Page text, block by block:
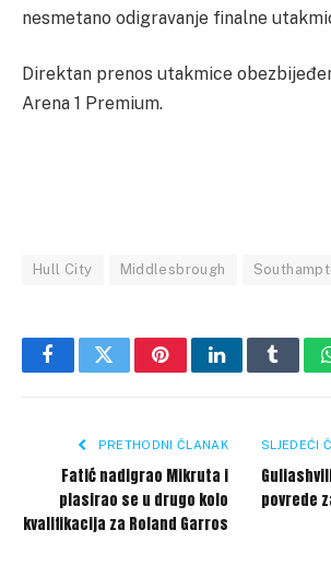
nesmetano odigravanje finalne
Direktan prenos utakmice
Arena 1 Premium.
Hull City Middlesbrough
FacebookTwitterPinterestLinkedInTumblr
PRETHODNI ČLANAK
Fatić nadigrao Mikruta i
plasirao se u drugo kolo
kvalifikacija za Roland Garros
SLJEDEĆI
povrede